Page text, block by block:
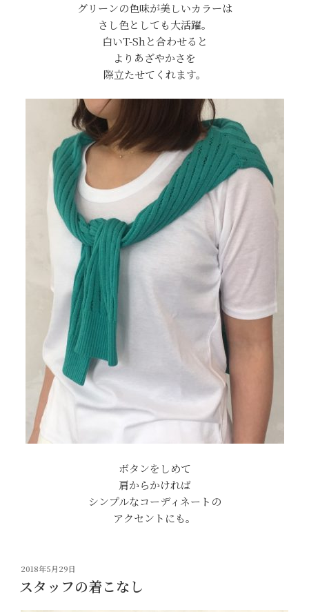
グリーンの色味が美しいカラーは
さし色としても大活躍。
白いT-Shと合わせると
よりあざやかさを
際立たせてくれます。
ボタンをしめて
肩からかければ
シンプルなコーディネートの
アクセントにも。
投
日:
2018年5月29日
スタッフの着こなし